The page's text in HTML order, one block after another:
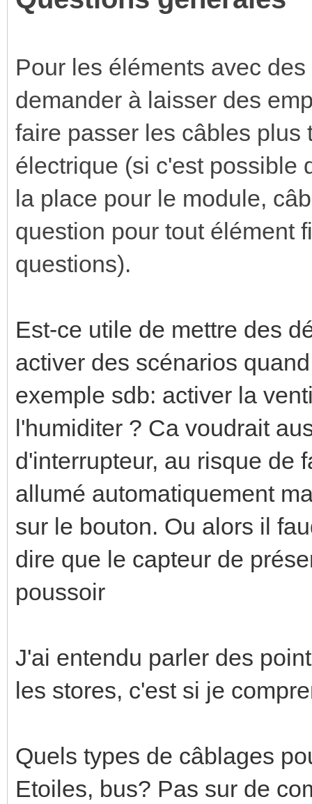
Pour les éléments avec
demander à laisser des
faire passer les câbles plus
électrique (si c'est possible
la place pour le module,
question pour tout élément
questions).
Est-ce utile de mettre des
activer des scénarios
exemple sdb: activer la
l'humiditer ? Ca voudrait
d'interrupteur, au risque de
allumé automatiquement
sur le bouton. Ou alors il
dire que le capteur de
poussoir
J'ai entendu parler des
les stores, c'est si je
Quels types de câblages
Etoiles, bus? Pas sur de